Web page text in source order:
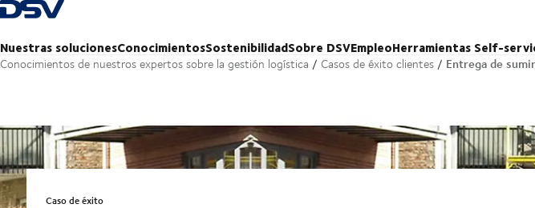
Volver a la página principal
Nuestras solucionesConocimientosSostenibilidadSobre DSVEmpleoHerramientas Self-
Conocimientos de nuestros expertos sobre la gestión logística Casos de éxito clientes Entrega de
Caso de éxito